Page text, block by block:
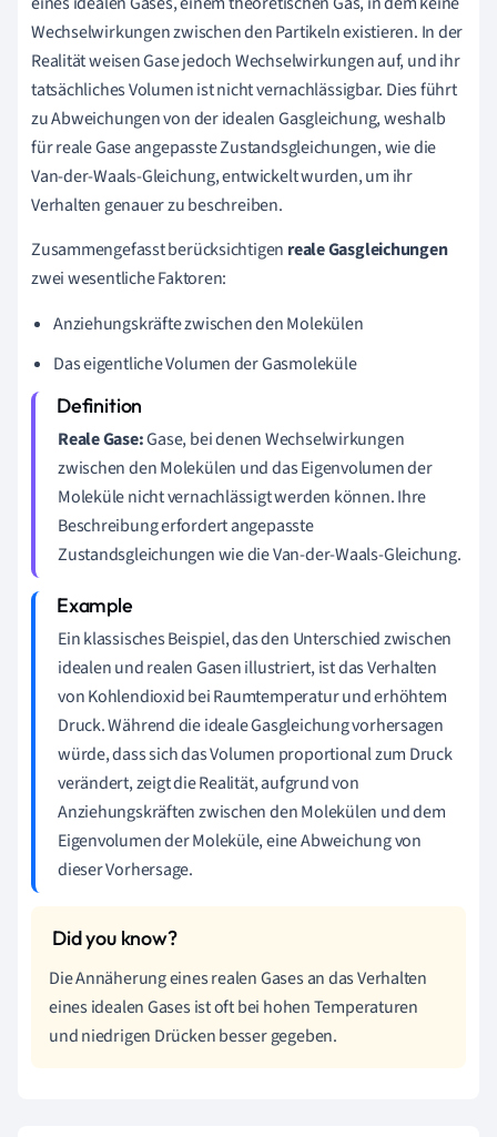
Wechselwirkungen zwischen den Partikeln existieren. In der
Realität weisen Gase jedoch Wechselwirkungen auf, und ihr
tatsächliches Volumen ist nicht vernachlässigbar. Dies führt
zu Abweichungen von der idealen Gasgleichung, weshalb
für reale Gase angepasste Zustandsgleichungen, wie die
Van-der-Waals-Gleichung, entwickelt wurden, um ihr
Verhalten genauer zu beschreiben.
Zusammengefasst berücksichtigen reale Gasgleichungen
zwei wesentliche Faktoren:
Anziehungskräfte zwischen den Molekülen
Das eigentliche Volumen der Gasmoleküle
Reale Gase:Gase, bei denen Wechselwirkungen
zwischen den Molekülen und das Eigenvolumen der
Moleküle nicht vernachlässigt werden können. Ihre
Beschreibung erfordert angepasste
Zustandsgleichungen wie die Van-der-Waals-Gleichung.
Ein klassisches Beispiel, das den Unterschied zwischen
idealen und realen Gasen illustriert, ist das Verhalten
von Kohlendioxid bei Raumtemperatur und erhöhtem
Druck. Während die ideale Gasgleichung vorhersagen
würde, dass sich das Volumen proportional zum Druck
verändert, zeigt die Realität, aufgrund von
Anziehungskräften zwischen den Molekülen und dem
Eigenvolumen der Moleküle, eine Abweichung von
dieser Vorhersage.
Die Annäherung eines realen Gases an das Verhalten
eines idealen Gases ist oft bei hohen Temperaturen
und niedrigen Drücken besser gegeben.